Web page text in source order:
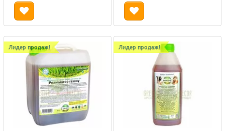
Лидер продаж! Лидер продаж!